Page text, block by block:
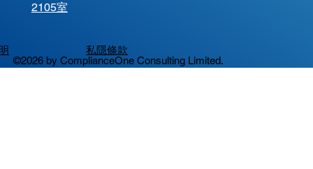
©2026 by ComplianceOne Consulting Limited.
2105室
私隱條款